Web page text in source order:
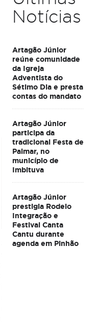
Notícias
Artagão Júnior
reúne comunidade
da Igreja
Adventista do
Sétimo Dia e presta
contas do mandato
Artagão Júnior
participa da
tradicional Festa de
Palmar, no
município de
Imbituva
Artagão Júnior
prestigia Rodeio
Integração e
Festival Canta
Cantu durante
agenda em Pinhão